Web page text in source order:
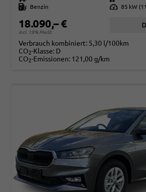
Kraftstoff
Benzin Leistung 85 kW
18.090,– €
incl. 19% MwSt.
Verbrauch kombiniert: 5,30 l/100km
CO2-Klasse: D
CO2-Emissionen: 121,00 g/km